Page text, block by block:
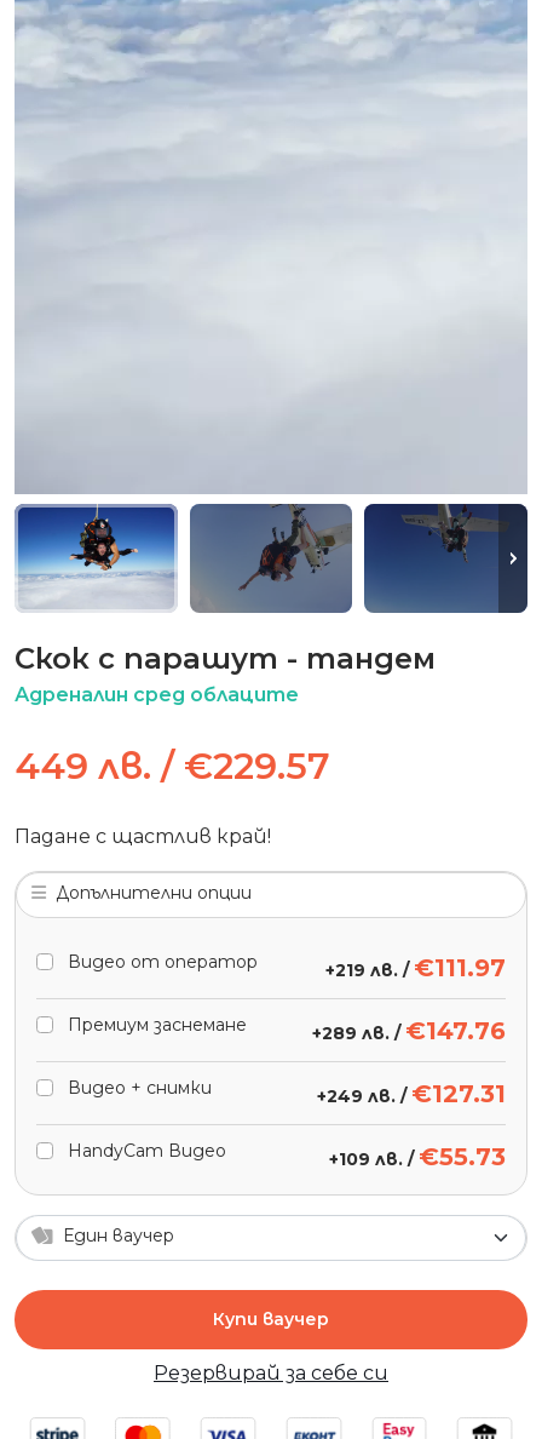
Скок с парашут - тандем
Адреналин сред облаците
449 лв. / €229.57
Падане с щастлив край!
Допълнителни опции
Видео от оператор +219 лв. / €111.97
Премиум заснемане +289 лв. / €147.76
Видео + снимки +249 лв. / €127.31
HandyCam Видео +109 лв. / €55.73
Един ваучер
Купи ваучер
Резервирай за себе си